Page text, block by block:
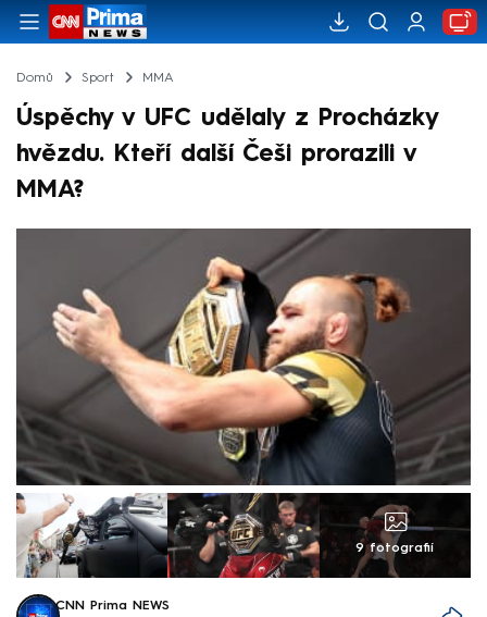
Domů Sport MMA
Úspěchy v UFC udělaly z Procházky
hvězdu. Kteří další Češi prorazili v
MMA?
9 fotografií
CNN Prima NEWS